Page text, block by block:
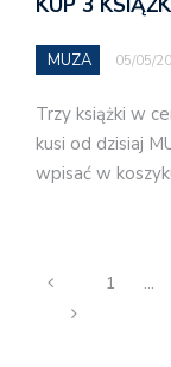
MUZA 05/05/
Trzy książki w
kusi od dzisiaj
wpisać w
1 …